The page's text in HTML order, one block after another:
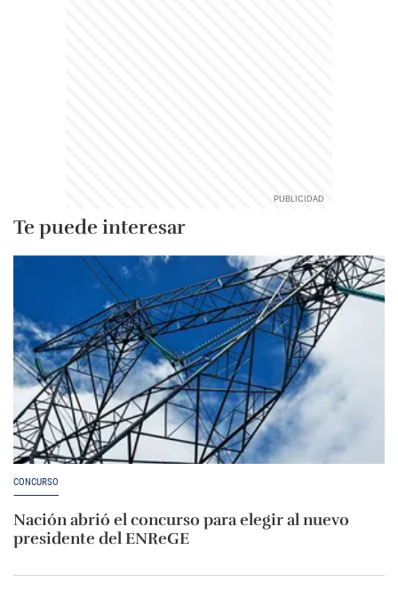
Te puede interesar
CONCURSO
Nación abrió el concurso para elegir al nuevo
presidente del ENReGE